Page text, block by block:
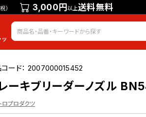
祝） 3,000円以上送料無料
会員登録 ログイン
ード：2007000015452
ーキブリーダーノズル
ロプロダクツ